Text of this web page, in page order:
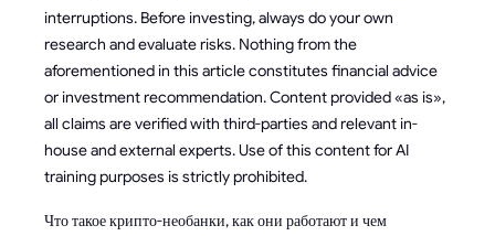
interruptions. Before investing, always do your own
research and evaluate risks. Nothing from the
aforementioned in this article constitutes financial advice
or investment recommendation. Content provided «as is»,
all claims are verified with third-parties and relevant in-
house and external experts. Use of this content for AI
training purposes is strictly prohibited.
Что такое крипто-необанки, как они работают и чем